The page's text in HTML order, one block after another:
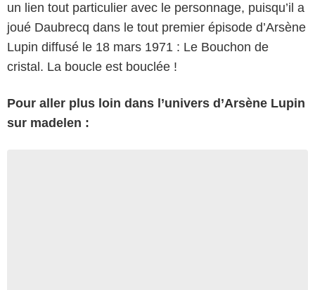
un lien tout particulier avec le personnage, puisqu’il a
joué Daubrecq dans le tout premier épisode d’Arsène
Lupin diffusé le 18 mars 1971 : Le Bouchon de
cristal. La boucle est bouclée !
Pour aller plus loin dans l’univers d’Arsène Lupin
sur madelen :